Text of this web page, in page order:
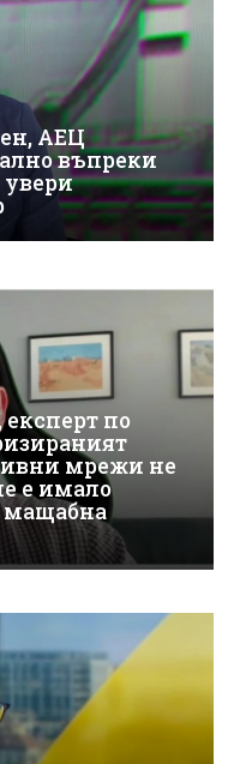
АЕЦ
въпреки
по
мрежи не
е имало
мащабна